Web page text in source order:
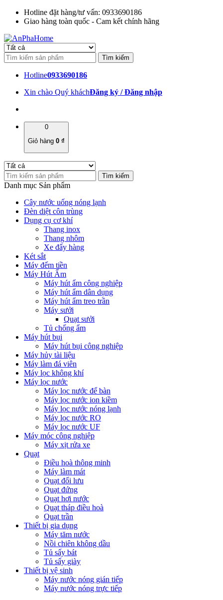
Hotline đặt hàng/tư vấn: 0933690186
Giao hàng toàn quốc - Cam kết chính hãng
Hotline0933690186
Xin chào Quý kháchĐăng ký / Đăng nhập
0
Giỏ hàng 0 ₫
Danh mục Sản phẩm
Cây nước uống nóng lạnh
Đèn diệt côn trùng
Dụng cụ cơ khí
Thang inox
Thang nhôm
Xe đẩy hàng
Két sắt
Máy đếm tiền
Máy Hút Ẩm
Máy hút ẩm công nghiệp
Máy hút ẩm dân dụng
Máy hút ẩm treo trần
Máy sưởi
Quạt sưởi
Tủ chống ẩm
Máy hút bụi
Máy hút bụi công nghiệp
Máy hủy tài liệu
Máy làm đá viên
Máy lọc không khí
Máy lọc nước
Máy lọc nước để bàn
Máy lọc nước ion kiềm
Máy lọc nước nóng lạnh
Máy lọc nước RO
Máy lọc nước UF
Máy móc công nghiệp
Máy xịt rửa xe
Quạt
Điều hoà thông minh
Máy làm mát
Quạt đối lưu
Quạt đứng
Quạt hơi nước
Quạt tháp điều hoà
Quạt trần
Thiết bị gia dụng
Máy tăm nước
Nồi chiên không dầu
Tủ sấy bát
Tủ sấy giày
Thiết bị vệ sinh
Máy nước nóng gián tiếp
Máy nước nóng trực tiếp